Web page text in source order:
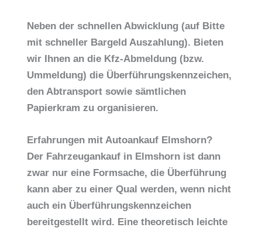
Neben der schnellen Abwicklung (auf Bitte
mit schneller Bargeld Auszahlung). Bieten
wir Ihnen an die Kfz-Abmeldung (bzw.
Ummeldung) die Überführungskennzeichen,
den Abtransport sowie sämtlichen
Papierkram zu organisieren.
Erfahrungen mit Autoankauf Elmshorn?
Der Fahrzeugankauf in Elmshorn ist dann
zwar nur eine Formsache, die Überführung
kann aber zu einer Qual werden, wenn nicht
auch ein Überführungskennzeichen
bereitgestellt wird. Eine theoretisch leichte